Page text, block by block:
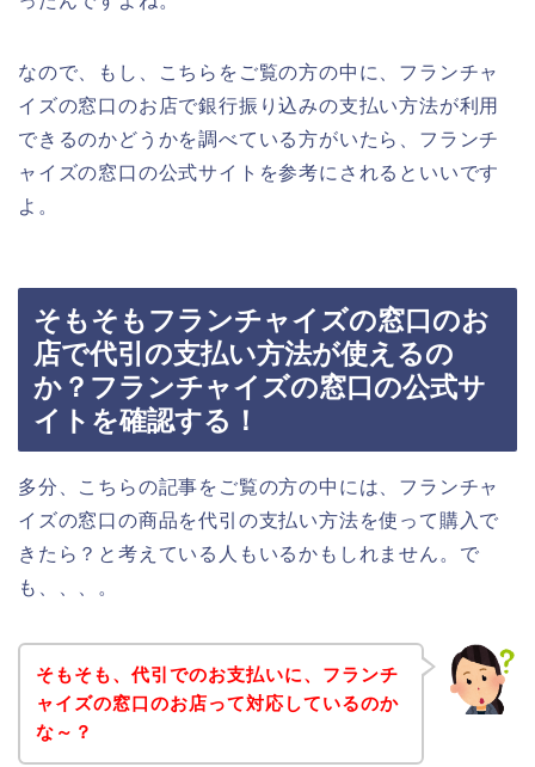
なので、もし、こちらをご覧の方の中に、フランチャ
イズの窓口のお店で銀行振り込みの支払い方法が利用
できるのかどうかを調べている方がいたら、フランチ
ャイズの窓口の公式サイトを参考にされるといいです
よ。
そもそもフランチャイズの窓口のお
店で代引の支払い方法が使えるの
か？フランチャイズの窓口の公式サ
イトを確認する！
多分、こちらの記事をご覧の方の中には、フランチャ
イズの窓口の商品を代引の支払い方法を使って購入で
きたら？と考えている人もいるかもしれません。で
も、、、。
そもそも、代引でのお支払いに、フランチ
ャイズの窓口のお店って対応しているのか
な～？